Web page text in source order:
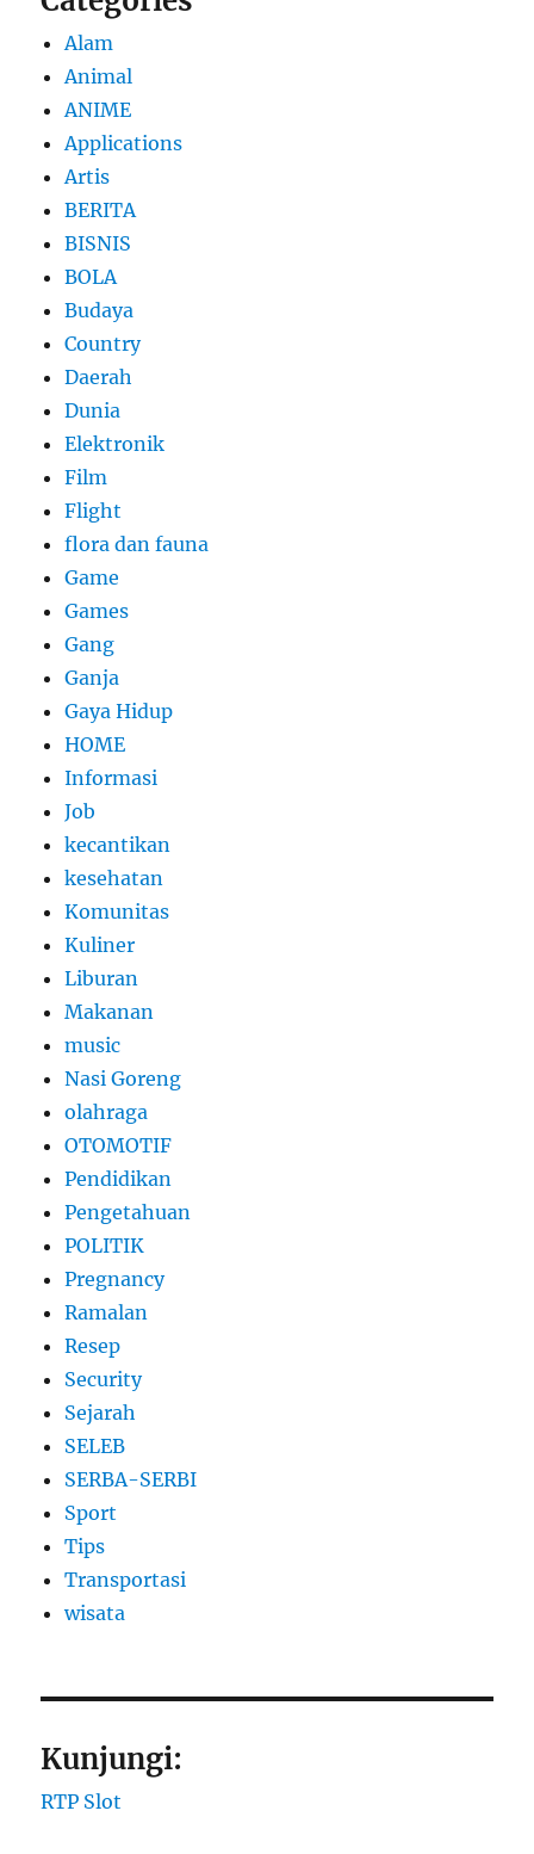
Alam
Animal
ANIME
Applications
Artis
BERITA
BISNIS
BOLA
Budaya
Country
Daerah
Dunia
Elektronik
Film
Flight
flora dan fauna
Game
Games
Gang
Ganja
Gaya Hidup
HOME
Informasi
Job
kecantikan
kesehatan
Komunitas
Kuliner
Liburan
Makanan
music
Nasi Goreng
olahraga
OTOMOTIF
Pendidikan
Pengetahuan
POLITIK
Pregnancy
Ramalan
Resep
Security
Sejarah
SELEB
SERBA-SERBI
Sport
Tips
Transportasi
wisata
Kunjungi:
RTP Slot